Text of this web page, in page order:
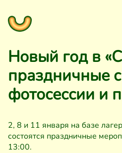
Новый год в
праздничные
фотосессии и
2, 8 и 11 января на базе
состоятся праздничные
13:00.